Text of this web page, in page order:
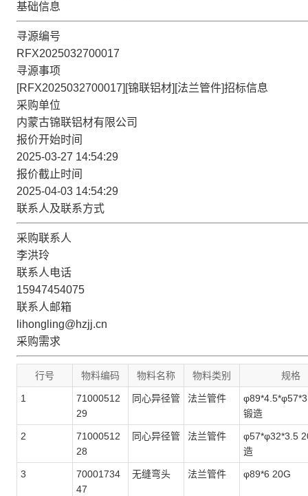
基础信息
寻源编号
RFX2025032700017
寻源事项
[RFX2025032700017][锦联铝材][法兰管件]招标信息
采购单位
内蒙古锦联铝材有限公司
报价开始时间
2025-03-27 14:54:29
报价截止时间
2025-04-03 14:54:29
联系人及联系方式
采购联系人
李洪玲
联系人电话
15947454075
联系人邮箱
lihongling@hzjj.cn
采购需求
行号 物料编码 物料名称 物料类别 规格
1
71000512
29
同心异径管 法兰管件
锻造
2
71000512
28
同心异径管 法兰管件
φ57*φ32*3.5
造
3
70001734
47
无缝弯头 法兰管件 φ89*6 20G